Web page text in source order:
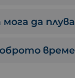
мога да